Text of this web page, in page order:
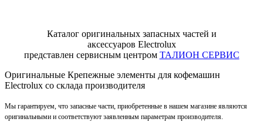
Каталог оригинальных запасных частей и
аксессуаров Electrolux
представлен сервисным центром ТАЛИОН СЕРВИС
Оригинальные Крепежные элементы для кофемашин
Electrolux со склада производителя
Мы гарантируем, что запасные части, приобретенные в нашем магазине являются
оригинальными и соответствуют заявленным параметрам производителя.